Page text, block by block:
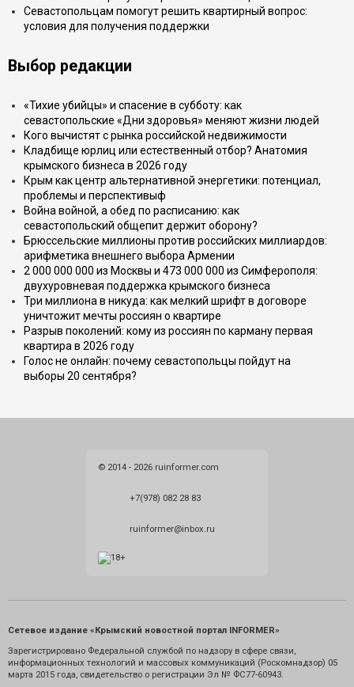
Севастопольцам помогут решить квартирный вопрос:
условия для получения поддержки
Выбор редакции
«Тихие убийцы» и спасение в субботу: как
севастопольские «Дни здоровья» меняют жизни людей
Кого вычистят с рынка российской недвижимости
Кладбище юрлиц или естественный отбор? Анатомия
крымского бизнеса в 2026 году
Крым как центр альтернативной энергетики: потенциал,
проблемы и перспективыф
Война войной, а обед по расписанию: как
севастопольский общепит держит оборону?
Брюссельские миллионы против российских миллиардов:
арифметика внешнего выбора Армении
2 000 000 000 из Москвы и 473 000 000 из Симферополя:
двухуровневая поддержка крымского бизнеса
Три миллиона в никуда: как мелкий шрифт в договоре
уничтожит мечты россиян о квартире
Разрыв поколений: кому из россиян по карману первая
квартира в 2026 году
Голос не онлайн: почему севастопольцы пойдут на
выборы 20 сентября?
© 2014 - 2026 ruinformer.com
+7(978) 082 28 83
ruinformer@inbox.ru
Сетевое издание «Крымский новостной портал INFORMER»
Зарегистрировано Федеральной службой по надзору в сфере связи,
информационных технологий и массовых коммуникаций (Роскомнадзор) 05
марта 2015 года, свидетельство о регистрации Эл № ФС77-60943.